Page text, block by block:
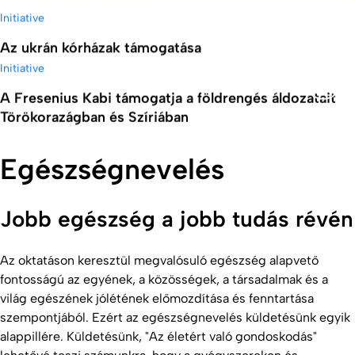
Initiative
Az ukrán kórházak támogatása
Initiative
A Fresenius Kabi támogatja a földrengés áldozatait
Törökorazágban és Szíriában
Egészségnevelés
Jobb egészség a jobb tudás révén
Az oktatáson keresztül megvalósuló egészség alapvető
fontosságú az egyének, a közösségek, a társadalmak és a
világ egészének jólétének előmozdítása és fenntartása
szempontjából. Ezért az egészségnevelés küldetésünk egyik
alappillére. Küldetésünk, "Az életért való gondoskodás"